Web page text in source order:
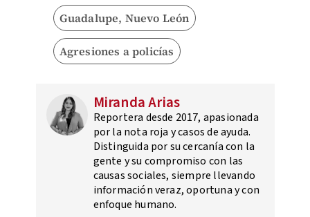
Guadalupe, Nuevo León
Agresiones a policías
Miranda Arias
Reportera desde 2017, apasionada
por la nota roja y casos de ayuda.
Distinguida por su cercanía con la
gente y su compromiso con las
causas sociales, siempre llevando
información veraz, oportuna y con
enfoque humano.